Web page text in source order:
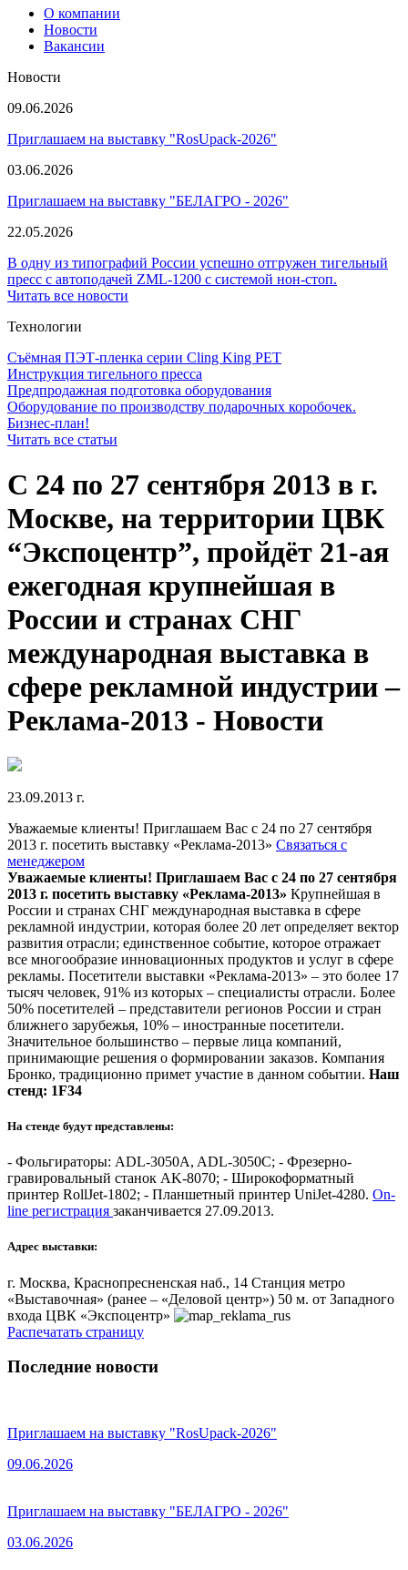
О компании
Новости
Вакансии
Новости
09.06.2026
Приглашаем на выставку "RosUpack-2026"
03.06.2026
Приглашаем на выставку "БЕЛАГРО - 2026"
22.05.2026
В одну из типографий России успешно отгружен тигельный
пресс с автоподачей ZML-1200 с системой нон-стоп.
Читать все новости
Технологии
Съёмная ПЭТ-пленка серии Cling King PET
Инструкция тигельного пресса
Предпродажная подготовка оборудования
Оборудование по производству подарочных коробочек.
Бизнес-план!
Читать все статьи
С 24 по 27 сентября 2013 в г.
Москве, на территории ЦВК
“Экспоцентр”, пройдёт 21-ая
ежегодная крупнейшая в
России и странах СНГ
международная выставка в
сфере рекламной индустрии –
Реклама-2013 - Новости
23.09.2013 г.
Уважаемые клиенты! Приглашаем Вас с 24 по 27 сентября
2013 г. посетить выставку «Реклама-2013» Связаться с
менеджером
Уважаемые клиенты! Приглашаем Вас с 24 по 27 сентября
2013 г. посетить выставку «Реклама-2013» Крупнейшая в
России и странах СНГ международная выставка в сфере
рекламной индустрии, которая более 20 лет определяет вектор
развития отрасли; единственное событие, которое отражает
все многообразие инновационных продуктов и услуг в сфере
рекламы. Посетители выставки «Реклама-2013» – это более 17
тысяч человек, 91% из которых – специалисты отрасли. Более
50% посетителей – представители регионов России и стран
ближнего зарубежья, 10% – иностранные посетители.
Значительное большинство – первые лица компаний,
принимающие решения о формировании заказов. Компания
Бронко, традиционно примет участие в данном событии. Наш
стенд: 1F34
На стенде будут представлены:
- Фольгираторы: ADL-3050A, ADL-3050С; - Фрезерно-
гравировальный станок AK-8070; - Широкоформатный
принтер RollJet-1802; - Планшетный принтер UniJet-4280. Оn-
line регистрация заканчивается 27.09.2013.
Адрес выставки:
г. Москва, Краснопресненская наб., 14 Станция метро
«Выставочная» (ранее – «Деловой центр») 50 м. от Западного
входа ЦВК «Экспоцентр»
Распечатать страницу
Последние новости
Приглашаем на выставку "RosUpack-2026"
09.06.2026
Приглашаем на выставку "БЕЛАГРО - 2026"
03.06.2026